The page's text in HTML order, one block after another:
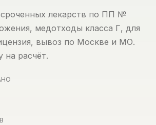
лекарств по ПП №
медотходы класса Г, для
вывоз по Москве и МО.
на расчёт.